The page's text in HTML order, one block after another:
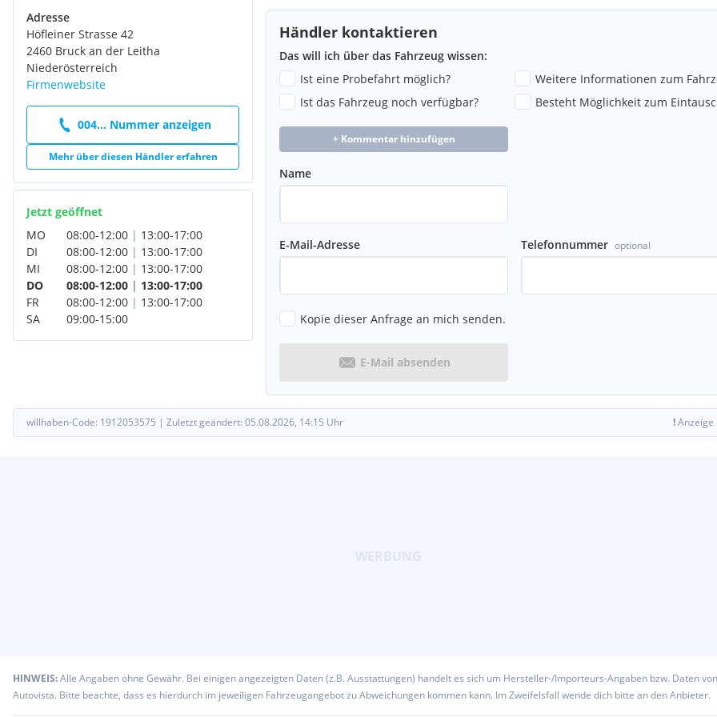
Premiumfußmatten vorn und hinten aus Velours mit Aluminium Logo
Mittelkonsole mit Armauflage, 2 Getränkehalter, offener Ablage, CD Staufach, 12V
Steckdosen, USB
Adresse
Höfleiner Strasse 42
2460 Bruck an der Leitha
Niederösterreich
Firmenwebsite
004... Nummer anzeigen
Mehr über diesen Händler erfahren
Jetzt geöffnet
MO
08:00-12:00 | 13:00-17:00
DI
08:00-12:00 | 13:00-17:00
MI
08:00-12:00 | 13:00-17:00
DO
08:00-12:00 | 13:00-17:00
FR
08:00-12:00 | 13:00-17:00
SA
09:00-15:00
Händler kontaktieren
Das will ich über das Fahrzeug wissen:
Ist eine Probefahrt möglich?
Weitere Informationen zum
Ist das Fahrzeug noch verfügbar?
Besteht Möglichkeit zum
+ Kommentar hinzufügen
Name
E-Mail-Adresse Telefonnummer optional
Kopie dieser Anfrage an mich senden.
E-Mail absenden
willhaben-Code: 1912053575 | Zuletzt geändert: 05.08.2026, 14:15 Uhr !Anzeige
HINWEIS:Alle Angaben ohne Gewähr. Bei einigen angezeigten Daten (z.B. Ausstattungen) handelt es sich um Hersteller-/Importeurs-Angaben bzw. Daten von
Autovista. Bitte beachte, dass es hierdurch im jeweiligen Fahrzeugangebot zu Abweichungen kommen kann. Im Zweifelsfall wende dich bitte an den Anbieter.